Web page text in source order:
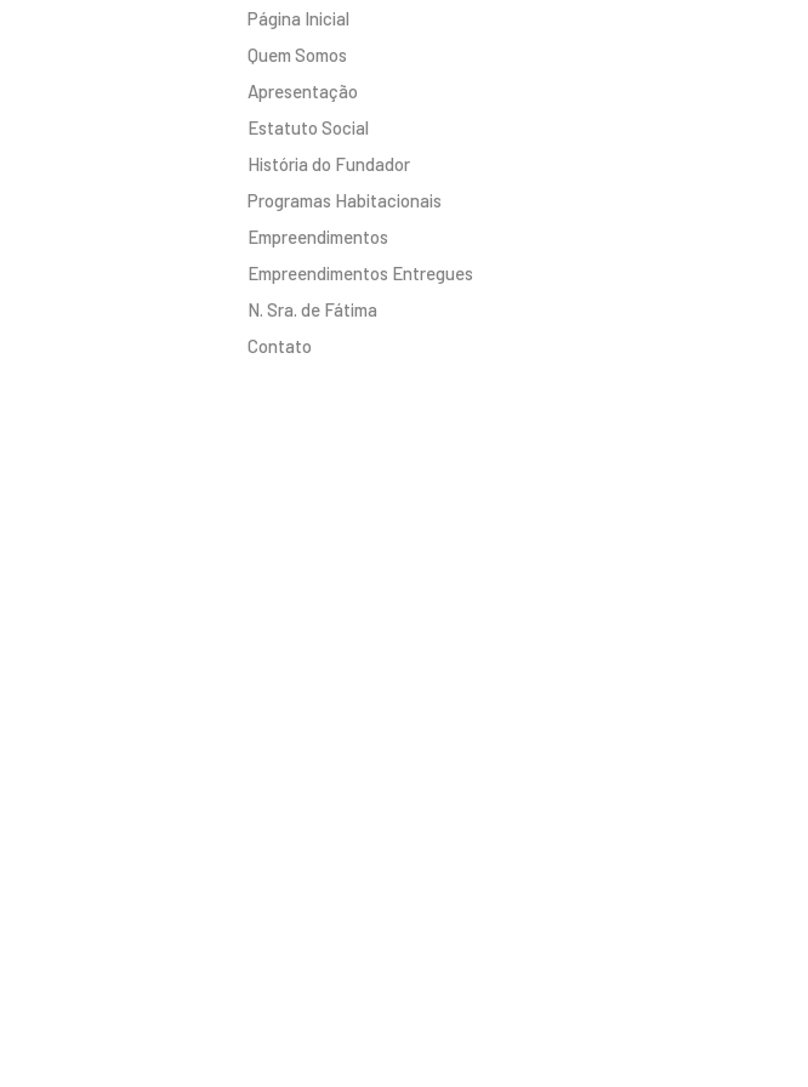
Página Inicial
Quem Somos
Apresentação
Estatuto Social
História do Fundador
Programas Habitacionais
Empreendimentos
Empreendimentos Entregues
N. Sra. de Fátima
Contato